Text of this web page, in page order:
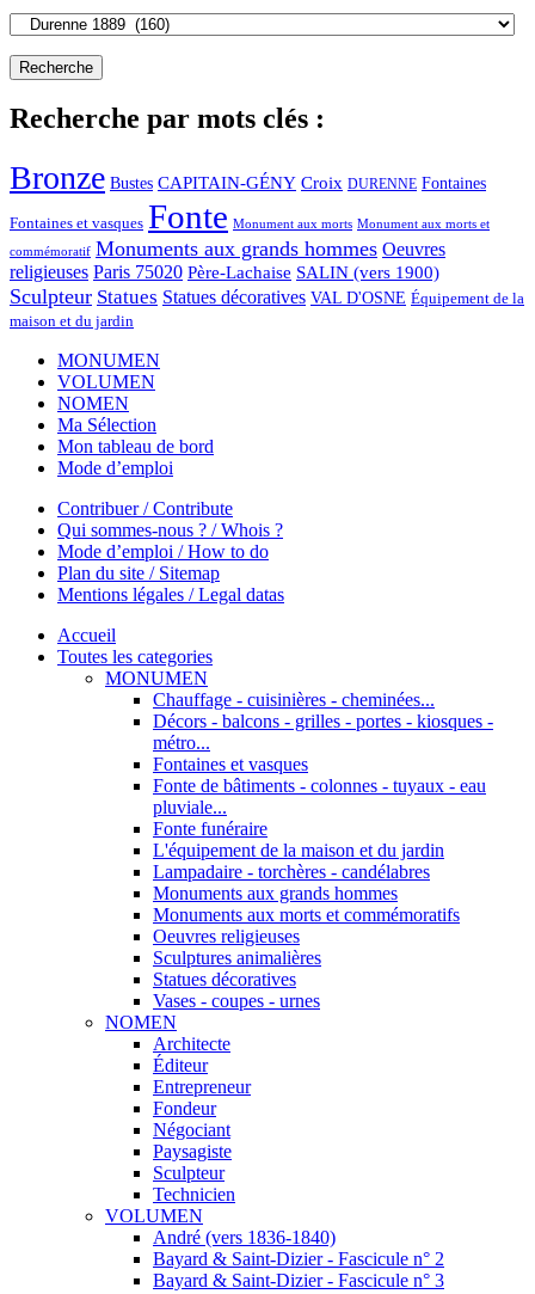
Recherche par mots clés :
Bronze Bustes CAPITAIN-GÉNY Croix DURENNE Fontaines
Fontaines et vasques Fonte Monument aux morts Monument aux morts et
commémoratif Monuments aux grands hommes Oeuvres
religieuses Paris 75020 Père-Lachaise SALIN (vers 1900)
Sculpteur Statues Statues décoratives VAL D'OSNE Équipement de la
maison et du jardin
MONUMEN
VOLUMEN
NOMEN
Ma Sélection
Mon tableau de bord
Mode d’emploi
Contribuer / Contribute
Qui sommes-nous ? / Whois ?
Mode d’emploi / How to do
Plan du site / Sitemap
Mentions légales / Legal datas
Accueil
Toutes les categories
MONUMEN
Chauffage - cuisinières - cheminées...
Décors - balcons - grilles - portes - kiosques -
métro...
Fontaines et vasques
Fonte de bâtiments - colonnes - tuyaux - eau
pluviale...
Fonte funéraire
L'équipement de la maison et du jardin
Lampadaire - torchères - candélabres
Monuments aux grands hommes
Monuments aux morts et commémoratifs
Oeuvres religieuses
Sculptures animalières
Statues décoratives
Vases - coupes - urnes
NOMEN
Architecte
Éditeur
Entrepreneur
Fondeur
Négociant
Paysagiste
Sculpteur
Technicien
VOLUMEN
André (vers 1836-1840)
Bayard & Saint-Dizier - Fascicule n° 2
Bayard & Saint-Dizier - Fascicule n° 3